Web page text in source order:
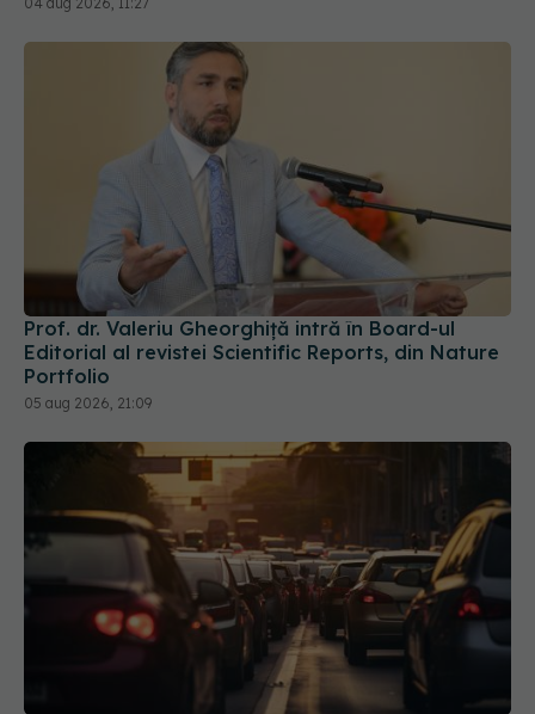
Prof. dr. Valeriu Gheorghiță intră în Board-ul
Editorial al revistei Scientific Reports, din Nature
Portfolio
05 aug 2026, 21:09